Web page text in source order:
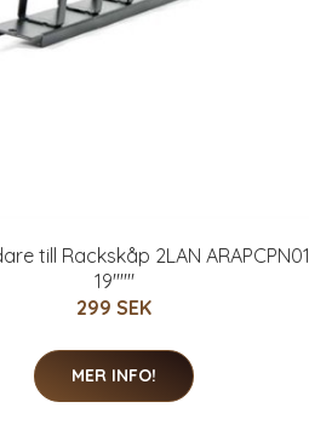
till Rackskåp 2LAN ARAPCPN01
19"""
299 SEK
MER INFO!